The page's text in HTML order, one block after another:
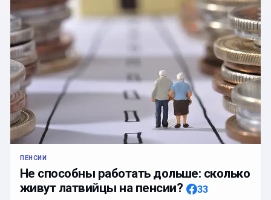
ПЕНСИИ
Не способны работать дольше: сколько
живут латвийцы на пенсии?
33